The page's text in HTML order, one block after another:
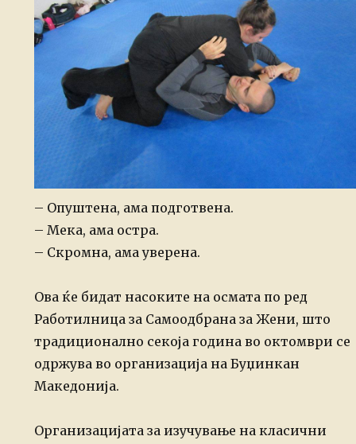
– Опуштена, ама подготвена.
– Мека, ама остра.
– Скромна, ама уверена.
Ова ќе бидат насоките на осмата по ред
Работилница за Самоодбрана за Жени, што
традиционално секоја година во октомври се
одржува во организација на Буџинкан
Македонија.
Организацијата за изучување на класични